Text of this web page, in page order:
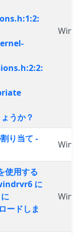
うか？
り当て -
用する
に
ードしま